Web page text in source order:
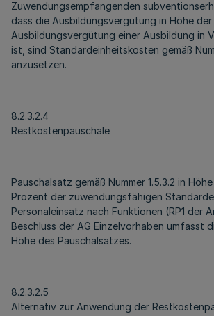
Zuwendungsempfangenden
dass die Ausbildungsvergütung in Höhe der
Ausbildungsvergütung einer Ausbildung in
ist, sind Standardeinheitskosten gemäß
anzusetzen.
8.2.3.2.4
Restkostenpauschale
Pauschalsatz gemäß Nummer 1.5.3.2 in
Prozent der zuwendungsfähigen
Personaleinsatz nach Funktionen (RP1 der
Beschluss der AG Einzelvorhaben umfasst
Höhe des Pauschalsatzes.
8.2.3.2.5
Alternativ zur Anwendung der